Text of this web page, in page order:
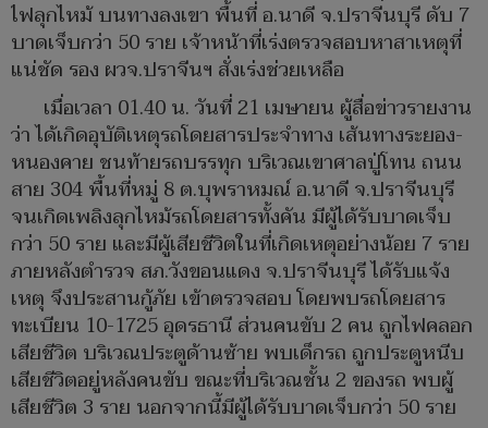
ไฟลุกไหม้ บนทางลงเขา พื้นที่ อ.นาดี จ.ปราจีนบุรี ดับ 7
บาดเจ็บกว่า 50 ราย เจ้าหน้าที่เร่งตรวจสอบหาสาเหตุที่
แน่ชัด รอง ผวจ.ปราจีนฯ สั่งเร่งช่วยเหลือ
เมื่อเวลา 01.40 น. วันที่ 21 เมษายน ผู้สื่อข่าวรายงาน
ว่า ได้เกิดอุบัติเหตุรถโดยสารประจำทาง เส้นทางระยอง-
หนองคาย ชนท้ายรถบรรทุก บริเวณเขาศาลปู่โทน ถนน
สาย 304 พื้นที่หมู่ 8 ต.บุพราหมณ์ อ.นาดี จ.ปราจีนบุรี
จนเกิดเพลิงลุกไหม้รถโดยสารทั้งคัน มีผู้ได้รับบาดเจ็บ
กว่า 50 ราย และมีผู้เสียชีวิตในที่เกิดเหตุอย่างน้อย 7 ราย
ภายหลังตำรวจ สภ.วังขอนแดง จ.ปราจีนบุรี ได้รับแจ้ง
เหตุ จึงประสานกู้ภัย เข้าตรวจสอบ โดยพบรถโดยสาร
ทะเบียน 10-1725 อุดรธานี ส่วนคนขับ 2 คน ถูกไฟคลอก
เสียชีวิต บริเวณประตูด้านซ้าย พบเด็กรถ ถูกประตูหนีบ
เสียชีวิตอยู่หลังคนขับ ขณะที่บริเวณชั้น 2 ของรถ พบผู้
เสียชีวิต 3 ราย นอกจากนี้มีผู้ได้รับบาดเจ็บกว่า 50 ราย